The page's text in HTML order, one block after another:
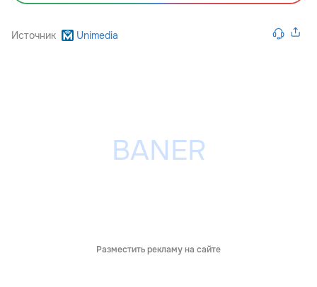
Источник Unimedia
Разместить рекламу на сайте